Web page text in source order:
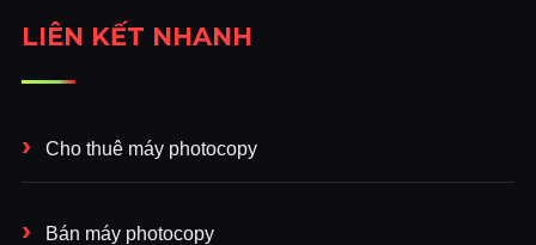
LIÊN KẾT NHANH
Cho thuê máy photocopy
Bán máy photocopy